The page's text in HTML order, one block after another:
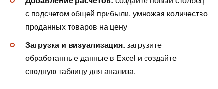
с подсчетом общей прибыли, умножая количество
проданных товаров на цену.
Загрузка и визуализация: загрузите
обработанные данные в Excel и создайте
сводную таблицу для анализа.